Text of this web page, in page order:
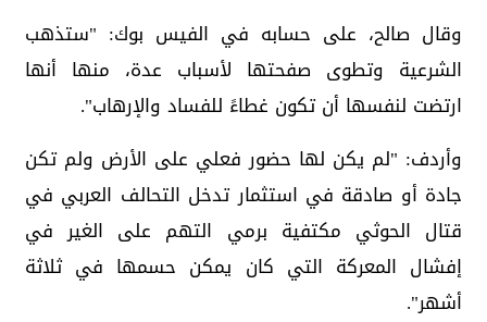
وقال صالح، على حسابه في الفيس بوك: "ستذهب
الشرعية وتطوى صفحتها لأسباب عدة، منها أنها
ارتضت لنفسها أن تكون غطاءً للفساد والإرهاب".
وأردف: "لم يكن لها حضور فعلي على الأرض ولم تكن
جادة أو صادقة في استثمار تدخل التحالف العربي في
قتال الحوثي مكتفية برمي التهم على الغير في
إفشال المعركة التي كان يمكن حسمها في ثلاثة
أشهر".